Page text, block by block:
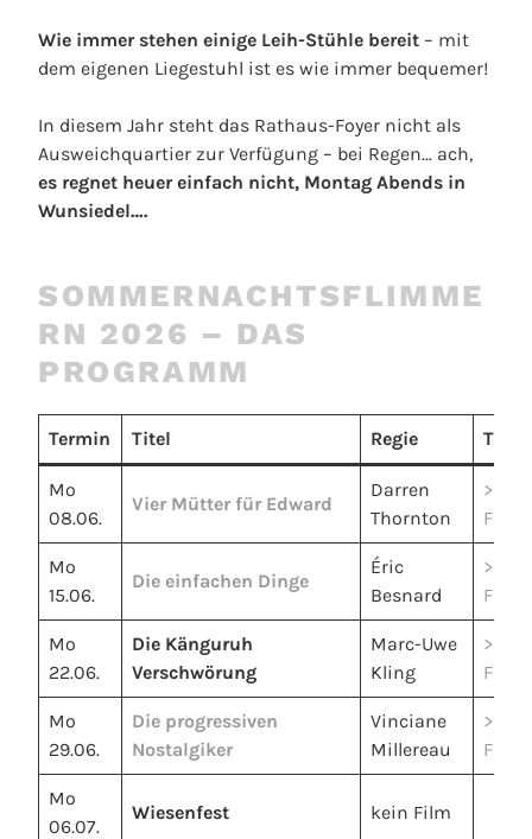
Wie immer stehen einige Leih-Stühle bereit – mit
dem eigenen Liegestuhl ist es wie immer bequemer!
In diesem Jahr steht das Rathaus-Foyer nicht als
Ausweichquartier zur Verfügung – bei Regen… ach,
es regnet heuer einfach nicht, Montag Abends in
Wunsiedel….
SOMMERNACHTSFLIMME
RN 2026 – DAS
PROGRAMM
Termin Titel Regie
Mo
08.06.
Vier Mütter für Edward
Darren
Thornton
>>
Mo
15.06.
Die einfachen Dinge
Éric
Besnard
>>
Mo
22.06.
Die Känguruh
Verschwörung
Marc-Uwe
Kling
>>
Mo
29.06.
Die progressiven
Nostalgiker
Vinciane
Millereau
>>
Mo
06.07.
Wiesenfest kein Film